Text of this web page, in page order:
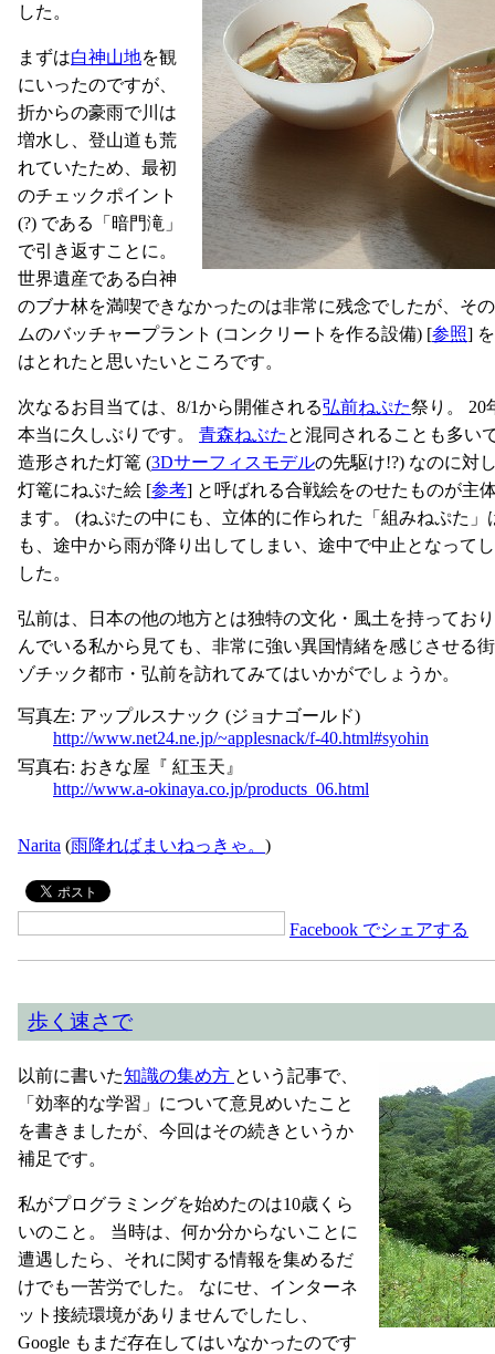
した。
まずは白神山地を観
にいったのですが、
折からの豪雨で川は
増水し、登山道も荒
れていたため、最初
のチェックポイント
(?) である「暗門滝」
で引き返すことに。
世界遺産である白神
のブナ林を満喫できなかったのは非常に残念でしたが、そ
ムのバッチャープラント (コンクリートを作る設備) [参照]
はとれたと思いたいところです。
次なるお目当ては、8/1から開催される弘前ねぷた祭り。 20
本当に久しぶりです。 青森ねぶた と混同されることも多い
造形された灯篭 (3Dサーフィスモデルの先駆け!?) なのに対
灯篭にねぷた絵 [参考] と呼ばれる合戦絵をのせたものが主
ます。 (ねぷたの中にも、立体的に作られた「組みねぷた
も、途中から雨が降り出してしまい、途中で中止となって
した。
弘前は、日本の他の地方とは独特の文化・風土を持ってお
んでいる私から見ても、非常に強い異国情緒を感じさせる
ゾチック都市・弘前を訪れてみてはいかがでしょうか。
写真左: アップルスナック (ジョナゴールド)
http://www.net24.ne.jp/~applesnack/f-40.html#syohin
写真右: おきな屋『 紅玉天』
http://www.a-okinaya.co.jp/products_06.html
Narita (雨降ればまいねっきゃ。 )
Facebook でシェアする
歩く速さで
以前に書いた知識の集め方 という記事で、
「効率的な学習」について意見めいたこと
を書きましたが、今回はその続きというか
補足です。
私がプログラミングを始めたのは10歳くら
いのこと。 当時は、何か分からないことに
遭遇したら、それに関する情報を集めるだ
けでも一苦労でした。 なにせ、インターネ
ット接続環境がありませんでしたし、
Google もまだ存在してはいなかったのです